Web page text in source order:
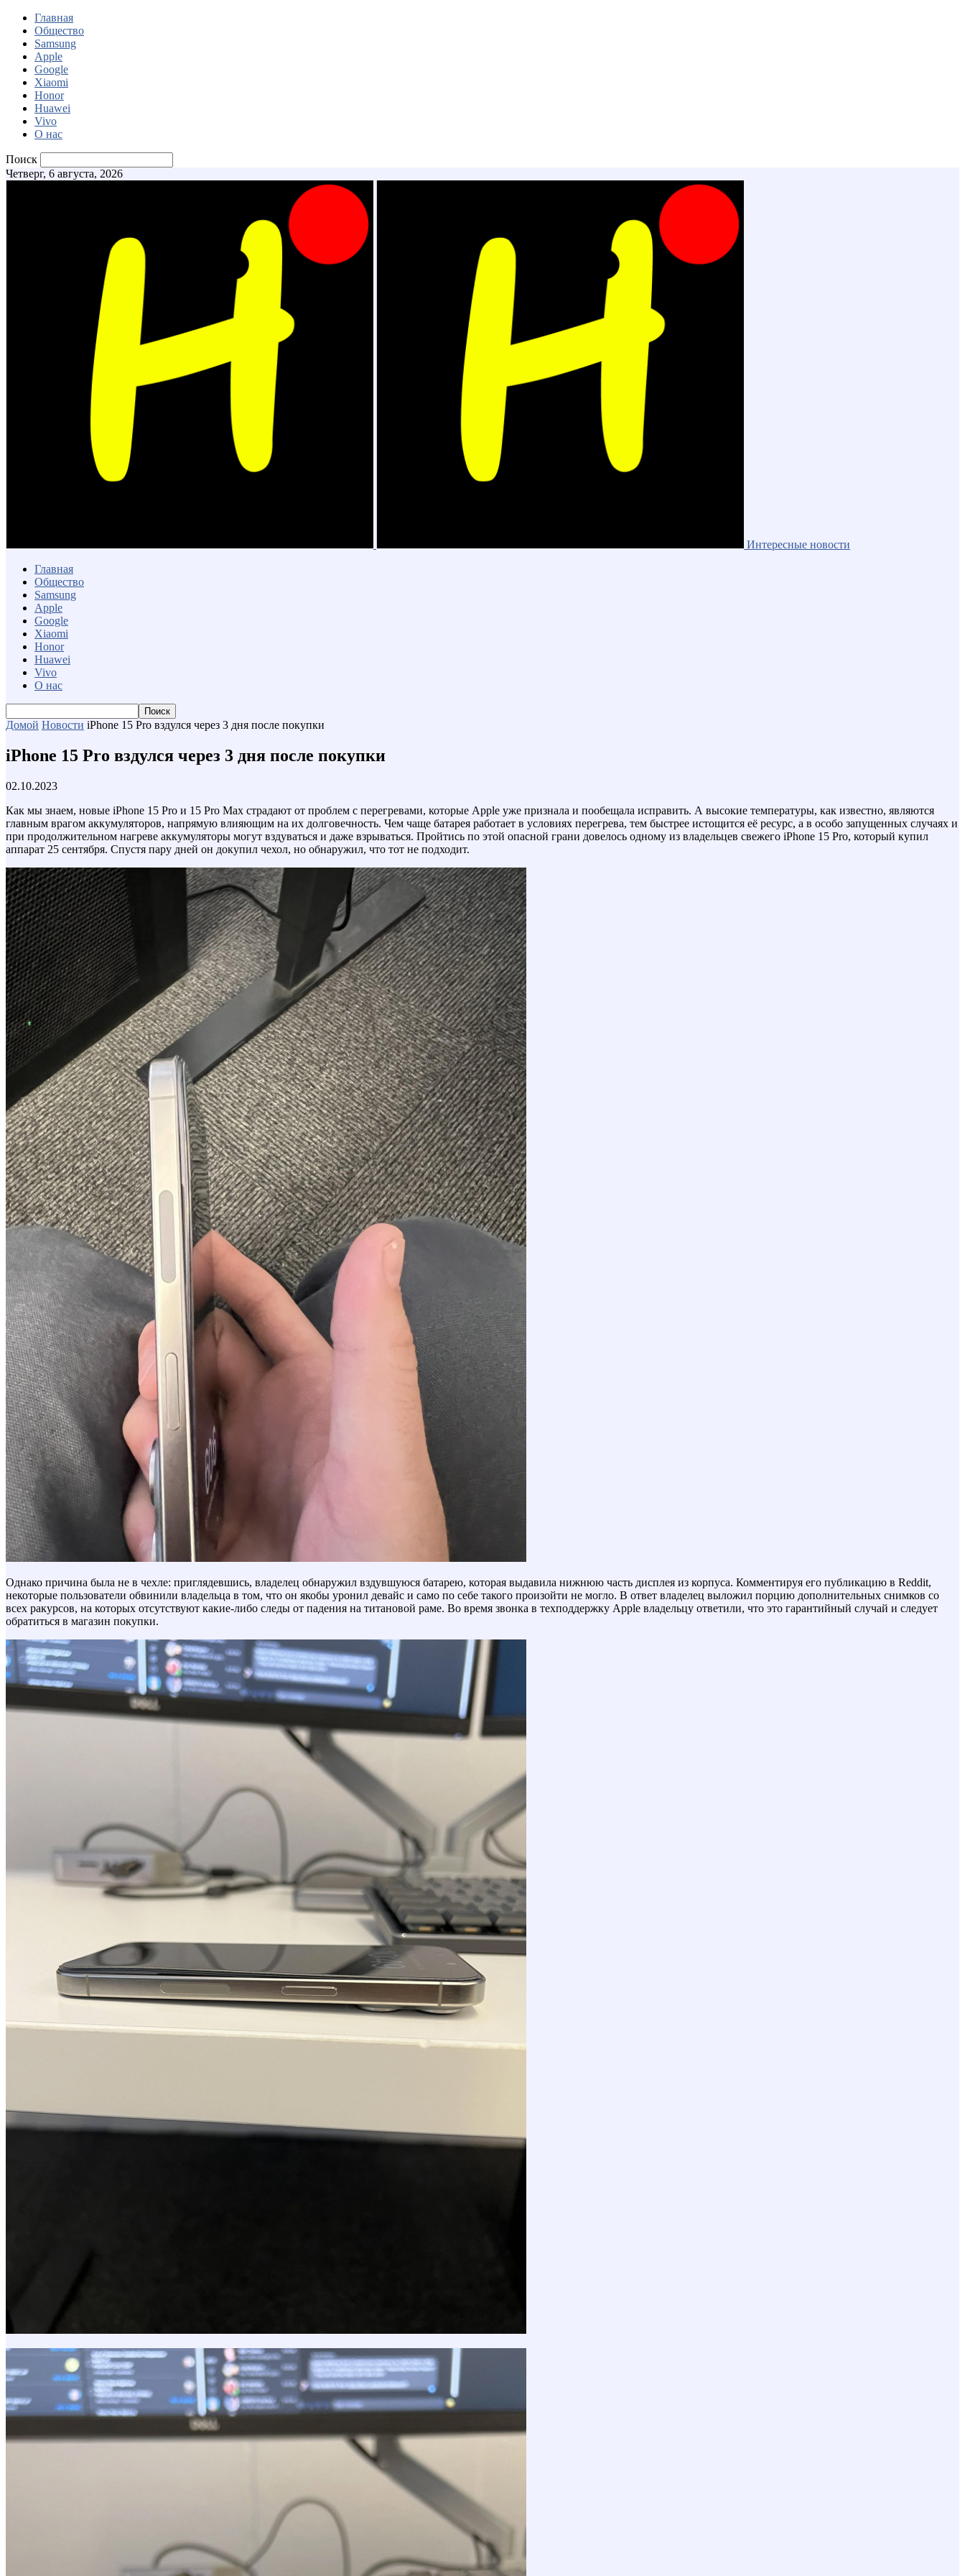
Главная
Общество
Samsung
Apple
Google
Xiaomi
Honor
Huawei
Vivo
О нас
Поиск
Четверг, 6 августа, 2026
Интересные новости
Главная
Общество
Samsung
Apple
Google
Xiaomi
Honor
Huawei
Vivo
О нас
Домой Новости iPhone 15 Pro вздулся через 3 дня после покупки
iPhone 15 Pro вздулся через 3 дня после покупки
02.10.2023
Как мы знаем, новые iPhone 15 Pro и 15 Pro Max страдают от проблем с перегревами, которые Apple уже признала и пообещала исправить. А высокие температуры, как известно, являются
главным врагом аккумуляторов, напрямую влияющим на их долговечность. Чем чаще батарея работает в условиях перегрева, тем быстрее истощится её ресурс, а в особо запущенных случаях и
при продолжительном нагреве аккумуляторы могут вздуваться и даже взрываться. Пройтись по этой опасной грани довелось одному из владельцев свежего iPhone 15 Pro, который купил
аппарат 25 сентября. Спустя пару дней он докупил чехол, но обнаружил, что тот не подходит.
Однако причина была не в чехле: приглядевшись, владелец обнаружил вздувшуюся батарею, которая выдавила нижнюю часть дисплея из корпуса. Комментируя его публикацию в Reddit,
некоторые пользователи обвинили владельца в том, что он якобы уронил девайс и само по себе такого произойти не могло. В ответ владелец выложил порцию дополнительных снимков со
всех ракурсов, на которых отсутствуют какие-либо следы от падения на титановой раме. Во время звонка в техподдержку Apple владельцу ответили, что это гарантийный случай и следует
обратиться в магазин покупки.